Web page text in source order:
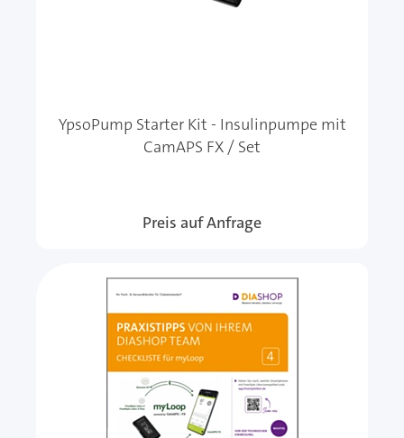
YpsoPump Starter Kit - Insulinpumpe mit
CamAPS FX / Set
Preis auf Anfrage